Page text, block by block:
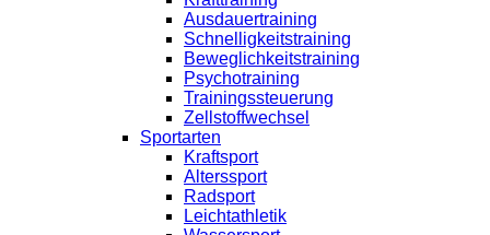
Ausdauertraining
Schnelligkeitstraining
Beweglichkeitstraining
Psychotraining
Trainingssteuerung
Zellstoffwechsel
Sportarten
Kraftsport
Alterssport
Radsport
Leichtathletik